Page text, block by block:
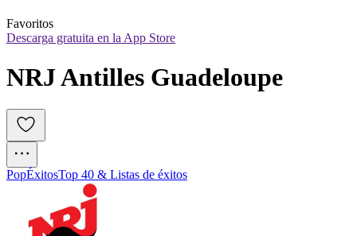
Favoritos
Descarga gratuita en la App Store
NRJ Antilles Guadeloupe
PopÉxitosTop 40 & Listas de éxitos